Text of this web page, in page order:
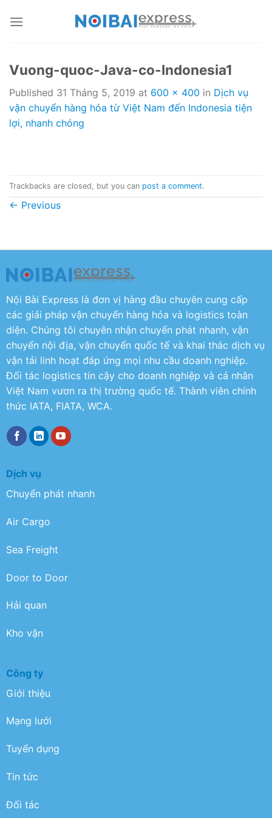
Vuong-quoc-Java-co-Indonesia1
Published 31 Tháng 5, 2019 at 600 × 400 in Dịch vụ
vận chuyển hàng hóa từ Việt Nam đến Indonesia tiện
lợi, nhanh chóng
Trackbacks are closed, but you can post a comment.
← Previous
Nội Bài Express là đơn vị hàng đầu chuyên cung cấp
các giải pháp vận chuyển hàng hóa và logistics toàn
diện. Chúng tôi chuyên nhận chuyển phát nhanh, vận
chuyển nội địa, vận chuyển quốc tế và khai thác dịch vụ
vận tải linh hoạt đáp ứng mọi nhu cầu doanh nghiệp.
Đối tác logistics tin cậy cho doanh nghiệp và cá nhân
Việt Nam vươn ra thị trường quốc tế. Thành viên chính
thức IATA, FIATA, WCA.
Dịch vụ
Chuyển phát nhanh
Air Cargo
Sea Freight
Door to Door
Hải quan
Kho vận
Công ty
Giới thiệu
Mạng lưới
Tuyển dụng
Tin tức
Đối tác